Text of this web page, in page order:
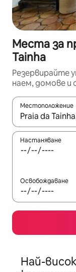
Места за
Tainha
Резервирайте
наем, домове и
Местоположение
Когато
Настаняване
Освобождаване
Най-